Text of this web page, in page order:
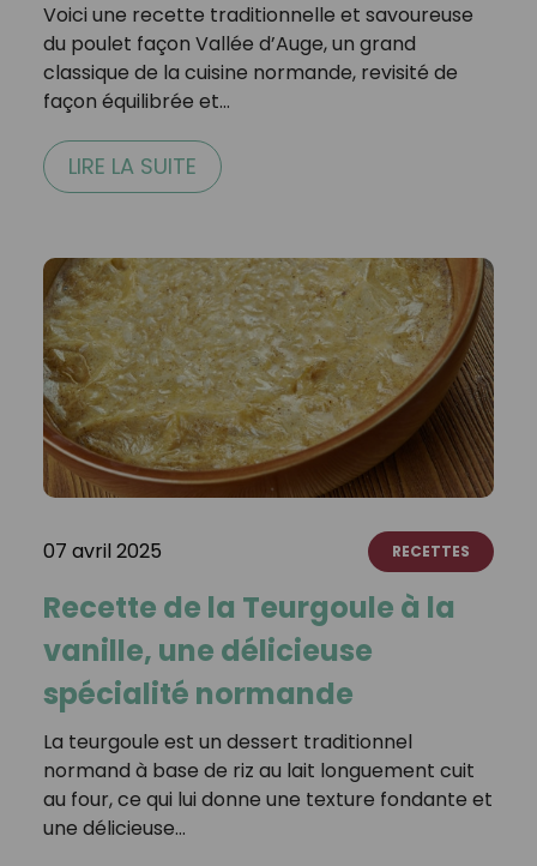
Voici une recette traditionnelle et savoureuse
du poulet façon Vallée d’Auge, un grand
classique de la cuisine normande, revisité de
façon équilibrée et…
LIRE LA SUITE
07 avril 2025 RECETTES
Recette de la Teurgoule à la
vanille, une délicieuse
spécialité normande
La teurgoule est un dessert traditionnel
normand à base de riz au lait longuement cuit
au four, ce qui lui donne une texture fondante et
une délicieuse…